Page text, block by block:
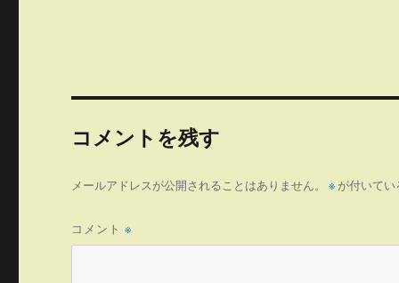
コメントを残す
メールアドレスが公開されることはありません。 ※ が付いて
コメント※